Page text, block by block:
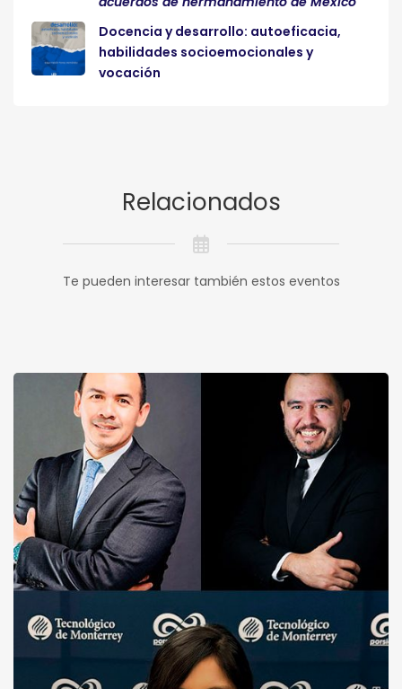
Docencia y desarrollo: autoeficacia,
habilidades socioemocionales y
vocación
Relacionados
Te pueden interesar también estos eventos